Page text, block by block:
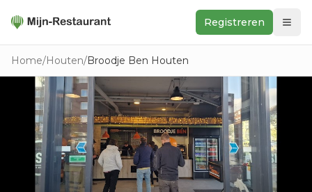
Registreren
Zoeken
In de buurt
Ontdek
Keukens
Foodwall
Reviews
Home/Houten/Broodje Ben Houten